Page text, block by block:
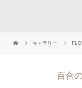
ギャラリー
百合